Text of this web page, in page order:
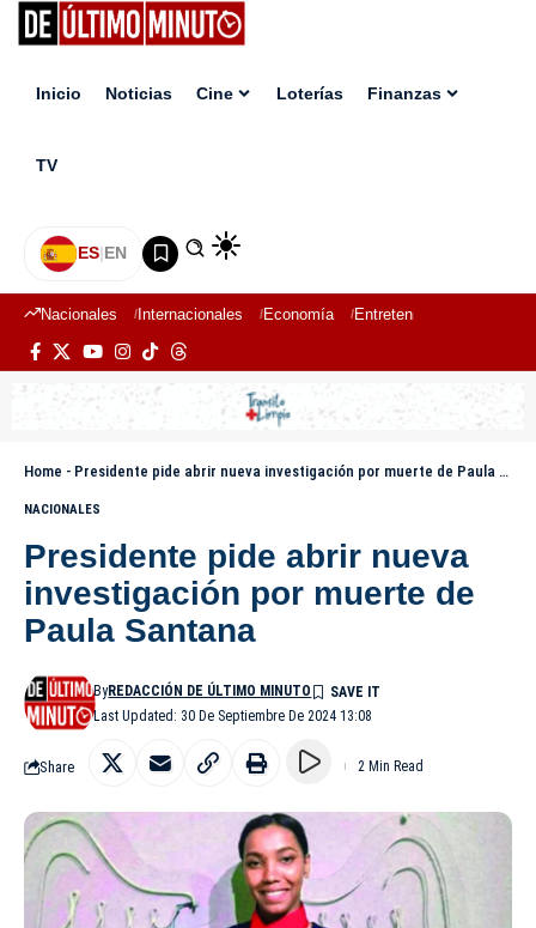
Inicio Noticias Cine Loterías Finanzas
TV
ES|EN
Nacionales Internacionales Economía Entretenimiento
Home - Presidente pide abrir nueva investigación por muerte de Paula Santana
NACIONALES
Presidente pide abrir nueva
investigación por muerte de
Paula Santana
Last Updated: 30 De Septiembre De 2024 13:08
ByREDACCIÓN DE ÚLTIMO MINUTO
Share 2 Min Read